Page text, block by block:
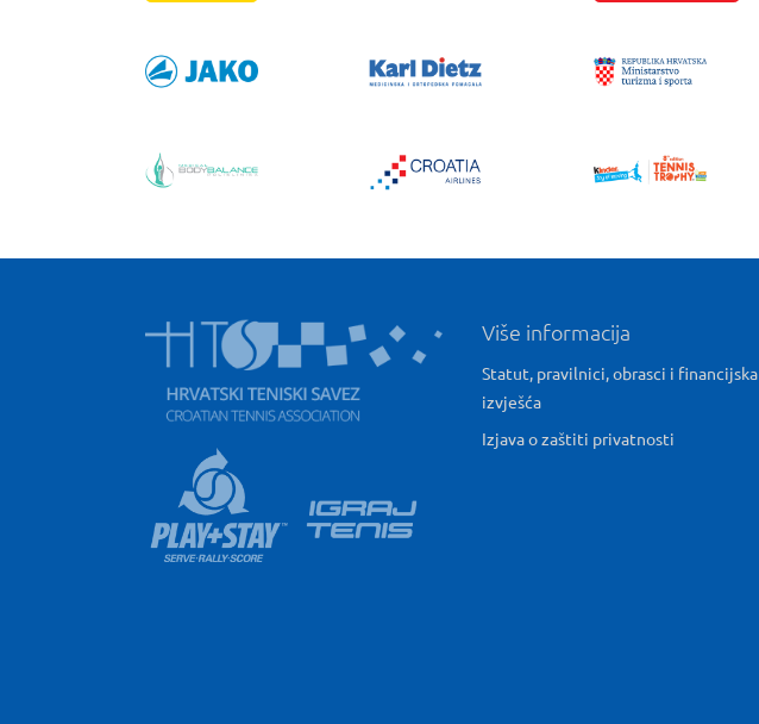
Više informacija
Statut, pravilnici, obrasci i financijska
izvješća
Izjava o zaštiti privatnosti